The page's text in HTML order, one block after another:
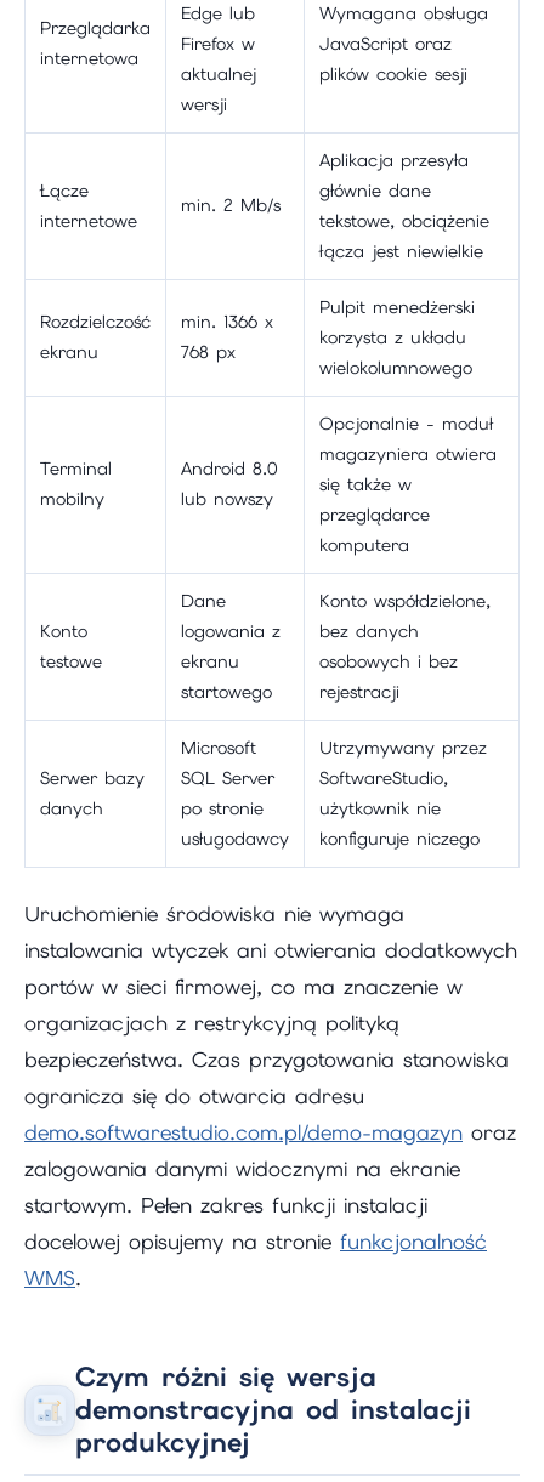
Przeglądarka
internetowa
Edge lub
Firefox w
aktualnej
wersji
Wymagana obsługa
JavaScript oraz
plików cookie sesji
Łącze
internetowe
min. 2 Mb/s
Aplikacja przesyła
głównie dane
tekstowe, obciążenie
łącza jest niewielkie
Rozdzielczość
ekranu
min. 1366 x
768 px
Pulpit menedżerski
korzysta z układu
wielokolumnowego
Terminal
mobilny
Android 8.0
lub nowszy
Opcjonalnie - moduł
magazyniera otwiera
się także w
przeglądarce
komputera
Konto
testowe
Dane
logowania z
ekranu
startowego
Konto współdzielone,
bez danych
osobowych i bez
rejestracji
Serwer bazy
danych
Microsoft
SQL Server
po stronie
usługodawcy
Utrzymywany przez
SoftwareStudio,
użytkownik nie
konfiguruje niczego
Uruchomienie środowiska nie wymaga
instalowania wtyczek ani otwierania dodatkowych
portów w sieci firmowej, co ma znaczenie w
organizacjach z restrykcyjną polityką
bezpieczeństwa. Czas przygotowania stanowiska
ogranicza się do otwarcia adresu
demo.softwarestudio.com.pl/demo-magazyn oraz
zalogowania danymi widocznymi na ekranie
startowym. Pełen zakres funkcji instalacji
docelowej opisujemy na stronie funkcjonalność
WMS.
Czym różni się wersja
demonstracyjna od instalacji
produkcyjnej